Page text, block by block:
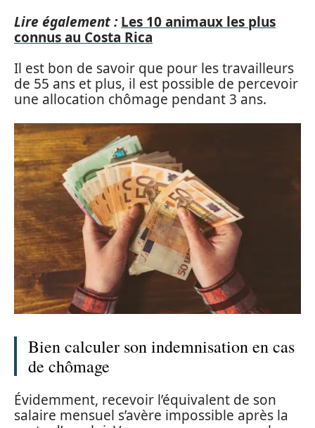
Lire également : Les 10 animaux les plus
connus au Costa Rica
Il est bon de savoir que pour les travailleurs
de 55 ans et plus, il est possible de percevoir
une allocation chômage pendant 3 ans.
Bien calculer son indemnisation en cas
de chômage
Évidemment, recevoir l’équivalent de son
salaire mensuel s’avère impossible après la